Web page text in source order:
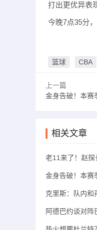
打出更优异表
今晚7点35分
篮球 CBA
上一篇
金身告破！本赛
相关文章
老11来了！赵
金身告破！本赛
克里斯：队内和
阿德巴约谈对